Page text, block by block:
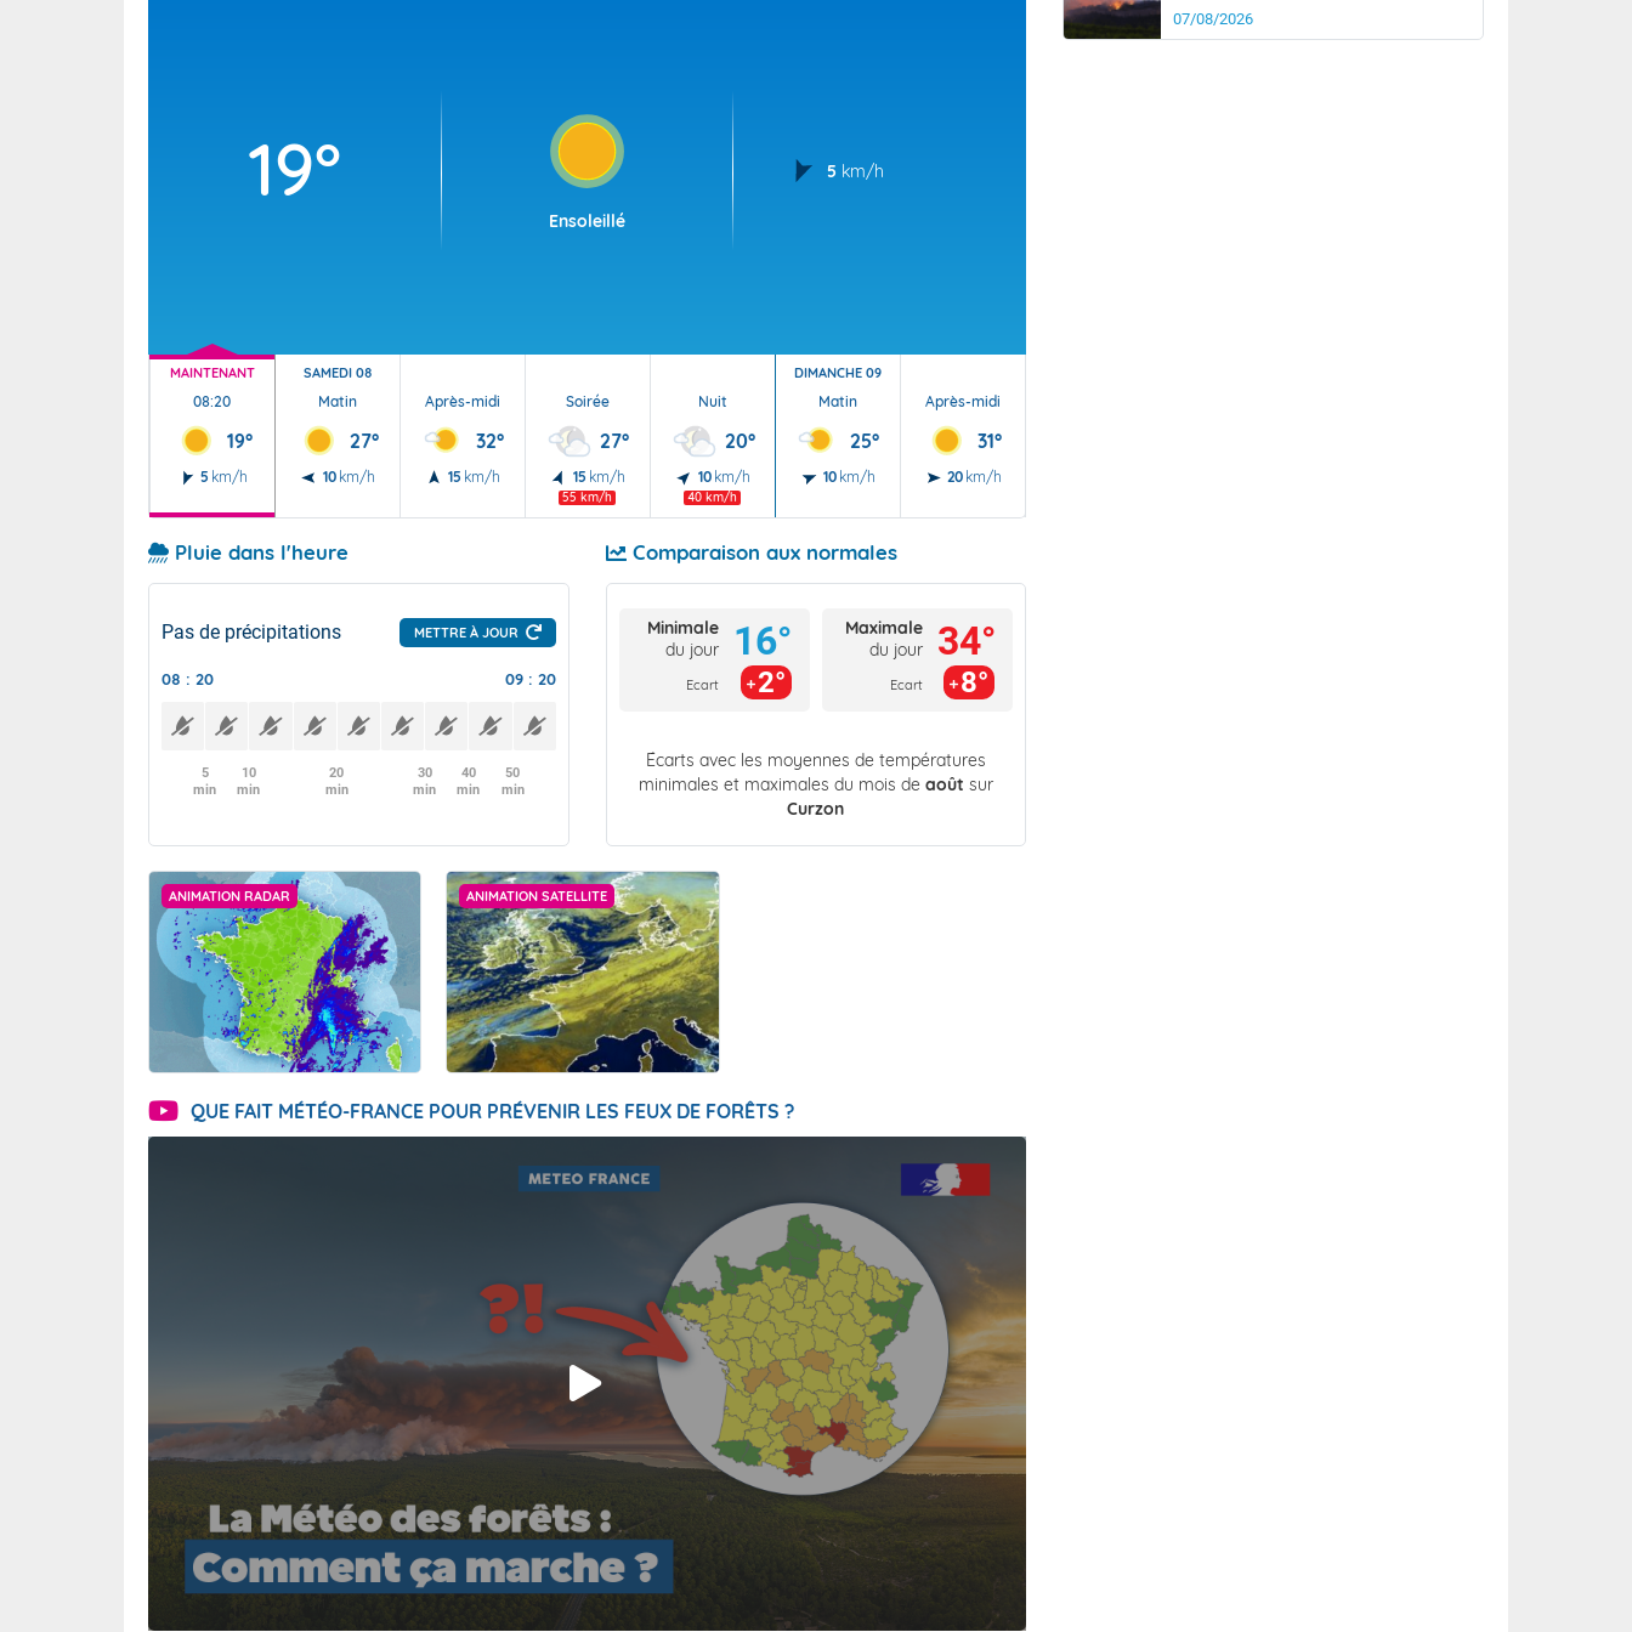
19°
Ensoleillé
5 km/h
MAINTENANT
08:20
19°
5 km/h
SAMEDI 08
Matin
27°
10 km/h
Après-midi
32°
15 km/h
Soirée
27°
15 km/h
55 km/h
Nuit
20°
10 km/h
40 km/h
DIMANCHE 09
Matin
25°
10 km/h
Après-midi
31°
20 km/h
Pluie dans l'heure
Pas de précipitations METTRE À JOUR
08 : 20 09 : 20
5
min
10
min
20
min
30
min
40
min
50
min
Comparaison aux normales
Minimale
du jour
Ecart
16°
2°
Maximale
du jour
Ecart
34°
8°
Écarts avec les moyennes de températures
minimales et maximales du mois de août sur
Curzon
ANIMATION RADAR ANIMATION SATELLITE
QUE FAIT MÉTÉO-FRANCE POUR PRÉVENIR LES FEUX DE FORÊTS ?
07/08/2026